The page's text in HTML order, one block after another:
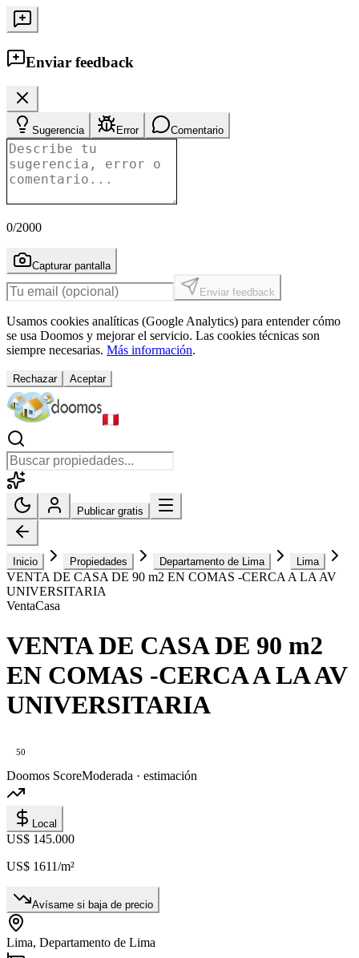
Enviar feedback
Sugerencia Error Comentario
0/2000
Capturar pantalla
Enviar feedback
Usamos cookies analíticas (Google Analytics) para entender cómo
se usa Doomos y mejorar el servicio. Las cookies técnicas son
siempre necesarias. Más información.
Rechazar Aceptar
Publicar gratis
Inicio Propiedades Departamento de Lima Lima
VENTA DE CASA DE 90 m2 EN COMAS -CERCA A LA AV
UNIVERSITARIA
VentaCasa
VENTA DE CASA DE 90 m2
EN COMAS -CERCA A LA AV
UNIVERSITARIA
50
Doomos ScoreModerada · estimación
Local
US$ 145.000
US$ 1611/m²
Avísame si baja de precio
Lima, Departamento de Lima